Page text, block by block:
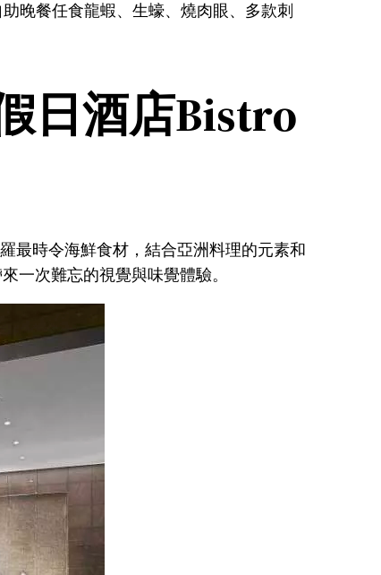
晚餐任食龍蝦、生蠔、燒肉眼、多款刺
日酒店Bistro
最時令海鮮食材，結合亞洲料理的元素和
一次難忘的視覺與味覺體驗。